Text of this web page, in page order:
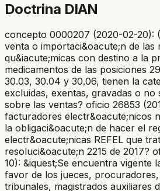
Doctrina DIAN
concepto 0000207 (2020-02-20):
venta o importaci&oacute;n de las
qu&iacute;micas con destino a la
medicamentos de las posiciones
30.03, 30.04 y 30.06, tienen la
excluidas, exentas, gravadas o no
sobre las ventas? oficio 26853
facturadores electr&oacute;nicos
la obligaci&oacute;n de hacer el
electr&oacute;nicas REFEL que
resoluci&oacute;n 2215 de 2017?
10): &iquest;Se encuentra vigente
favor de los jueces, procuradores,
tribunales, magistrados auxiliares